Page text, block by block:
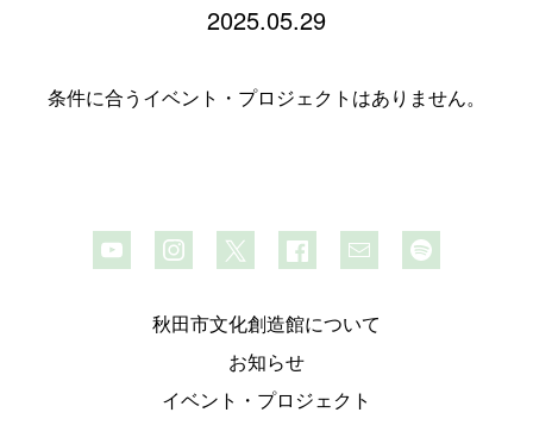
2025.05.29
条件に合うイベント・プロジェクトはありません。
秋田市文化創造館について
お知らせ
イベント・プロジェクト